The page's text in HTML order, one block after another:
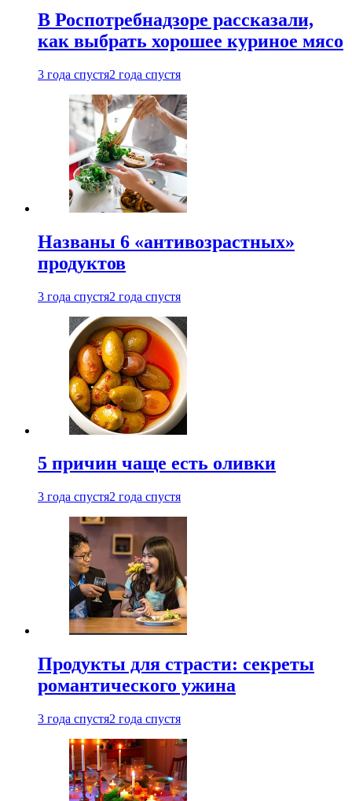
В Роспотребнадзоре рассказали,
как выбрать хорошее куриное мясо
3 года спустя2 года спустя
Названы 6 «антивозрастных»
продуктов
3 года спустя2 года спустя
5 причин чаще есть оливки
3 года спустя2 года спустя
Продукты для страсти: секреты
романтического ужина
3 года спустя2 года спустя